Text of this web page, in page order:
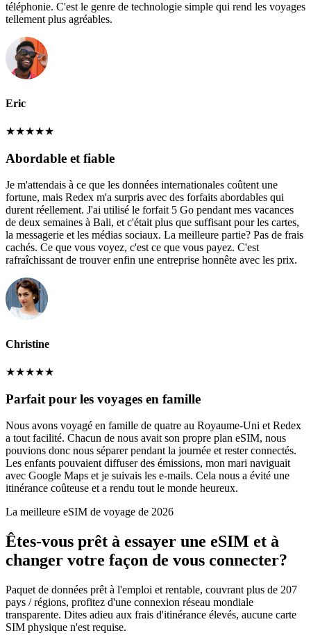
téléphonie. C'est le genre de technologie simple qui rend les voyages
tellement plus agréables.
Eric
★★★★★
Abordable et fiable
Je m'attendais à ce que les données internationales coûtent une
fortune, mais Redex m'a surpris avec des forfaits abordables qui
durent réellement. J'ai utilisé le forfait 5 Go pendant mes vacances
de deux semaines à Bali, et c'était plus que suffisant pour les cartes,
la messagerie et les médias sociaux. La meilleure partie? Pas de frais
cachés. Ce que vous voyez, c'est ce que vous payez. C'est
rafraîchissant de trouver enfin une entreprise honnête avec les prix.
Christine
★★★★★
Parfait pour les voyages en famille
Nous avons voyagé en famille de quatre au Royaume-Uni et Redex
a tout facilité. Chacun de nous avait son propre plan eSIM, nous
pouvions donc nous séparer pendant la journée et rester connectés.
Les enfants pouvaient diffuser des émissions, mon mari naviguait
avec Google Maps et je suivais les e-mails. Cela nous a évité une
itinérance coûteuse et a rendu tout le monde heureux.
La meilleure eSIM de voyage de 2026
Êtes-vous prêt à essayer une eSIM et à
changer votre façon de vous connecter?
Paquet de données prêt à l'emploi et rentable, couvrant plus de 207
pays / régions, profitez d'une connexion réseau mondiale
transparente. Dites adieu aux frais d'itinérance élevés, aucune carte
SIM physique n'est requise.